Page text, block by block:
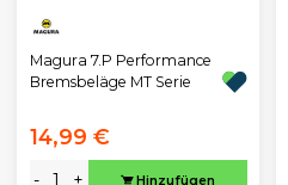
Magura 7.P Performance
Bremsbeläge MT Serie
14,99 €
Hinzufügen